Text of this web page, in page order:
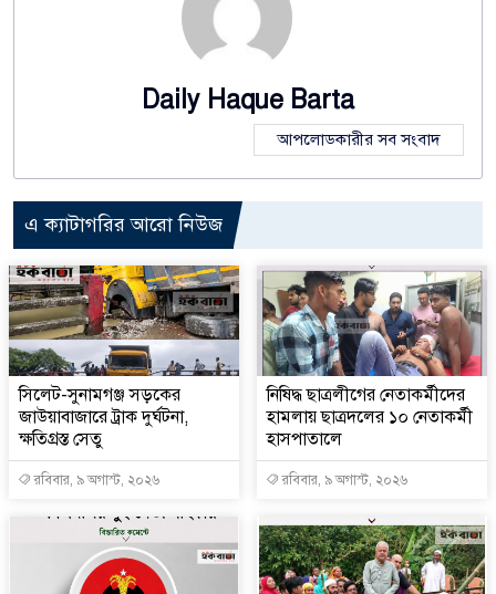
Daily Haque Barta
আপলোডকারীর সব সংবাদ
এ ক্যাটাগরির আরো নিউজ
‎সিলেট-সুনামগঞ্জ সড়কের
জাউয়াবাজারে ট্রাক দুর্ঘটনা,
ক্ষতিগ্রস্ত সেতু
রবিবার, ৯ অগাস্ট, ২০২৬
নিষিদ্ধ ছাত্রলীগের নেতাকর্মীদের
হামলায় ছাত্রদলের ১০ নেতাকর্মী
হাসপাতালে
রবিবার, ৯ অগাস্ট, ২০২৬